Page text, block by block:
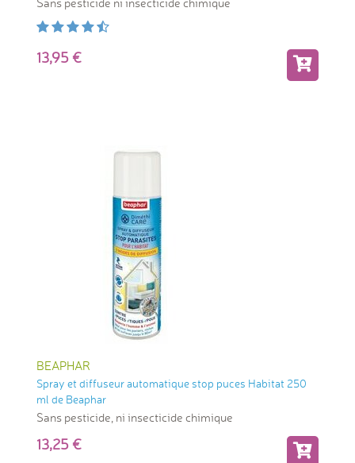
13,95
BEAPHAR
Spray et diffuseur automatique stop puces Habitat 250
ml de Beaphar
Sans pesticide, ni insecticide chimique
13,25